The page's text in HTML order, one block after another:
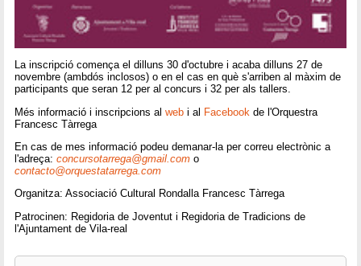
La inscripció comença el dilluns 30 d'octubre i acaba dilluns 27 de
novembre (ambdós inclosos) o en el cas en què s'arriben al màxim de
participants que seran 12 per al concurs i 32 per als tallers.
Més informació i inscripcions alweb i al Facebookde l'Orquestra
Francesc Tàrrega
En cas de mes informació podeu demanar-la per correu electrònic a
l'adreça:concursotarrega@gmail.com o
contacto@orquestatarrega.com
Organitza: Associació Cultural Rondalla Francesc Tàrrega
Patrocinen: Regidoria de Joventut i Regidoria de Tradicions de
l'Ajuntament de Vila-real